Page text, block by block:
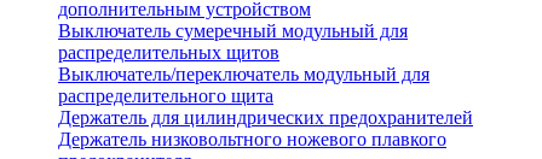
дополнительным устройством
Выключатель сумеречный модульный для
распределительных щитов
Выключатель/переключатель модульный для
распределительного щита
Держатель для цилиндрических предохранителей
Держатель низковольтного ножевого плавкого